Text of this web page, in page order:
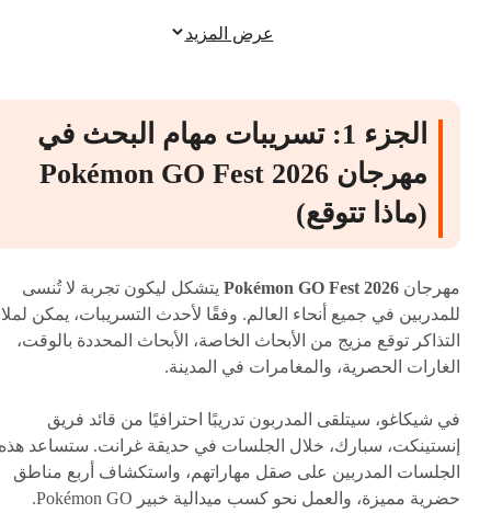
نصيحة إضافية: اتقن كل مهمة من مهام مهرجان
Pokémon GO Fest على الفور مع iAnyGo!
عرض المزيد
الجزء 1: تسريبات مهام البحث في
مهرجان Pokémon GO Fest 2026
(ماذا تتوقع)
مهرجان Pokémon GO Fest 2026 يتشكل ليكون تجربة لا تُنسى
للمدربين في جميع أنحاء العالم. وفقًا لأحدث التسريبات، يمكن
التذاكر توقع مزيج من الأبحاث الخاصة، الأبحاث المحددة بالوقت،
الغارات الحصرية، والمغامرات في المدينة.
في شيكاغو، سيتلقى المدربون تدريبًا احترافيًا من قائد فريق
إنستينكت، سبارك، خلال الجلسات في حديقة غرانت. ستساعد
الجلسات المدربين على صقل مهاراتهم، واستكشاف أربع مناطق
حضرية مميزة، والعمل نحو كسب ميدالية خبير Pokémon GO.